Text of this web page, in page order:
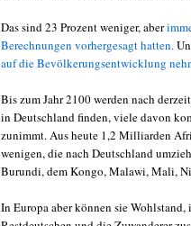
Das sind 23 Prozent weniger, aber
Berechnungen vorhergesagt hatten.
auf die Bevölkerungsentwicklung
Bis zum Jahr 2100 werden nach
in Deutschland finden, viele davon
zunimmt. Aus heute 1,2 Milliarden
wenigen, die nach Deutschland
Burundi, dem Kongo, Malawi, Mali,
In Europa aber können sie